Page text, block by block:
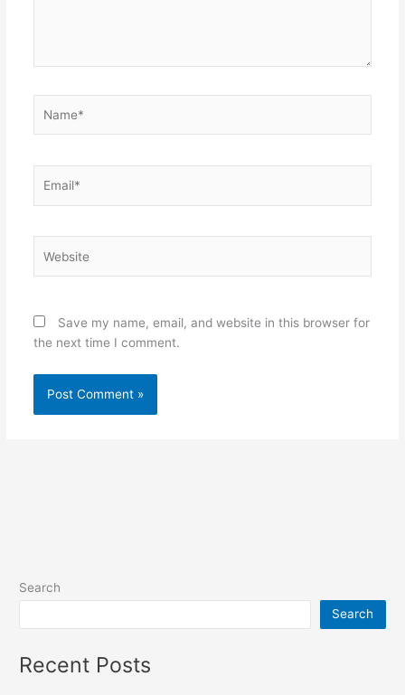
Save my name, email, and website in this browser for
the next time I comment.
Search
Search
Recent Posts